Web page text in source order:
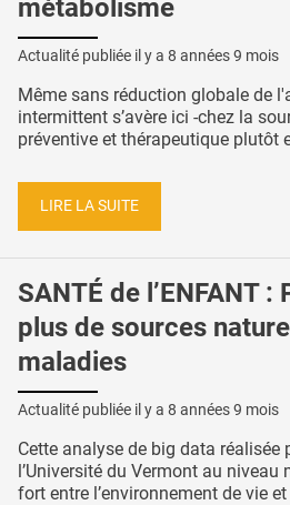
métabolisme
Actualité publiée il y a 8 années 9 mois
Même sans réduction globale de
intermittent s’avère ici -chez la
préventive et thérapeutique plutôt
LIRE LA SUITE
SANTÉ de l’ENFANT :
plus de sources
maladies
Actualité publiée il y a 8 années 9 mois
Cette analyse de big data réalisée
l’Université du Vermont au
fort entre l’environnement de vie et